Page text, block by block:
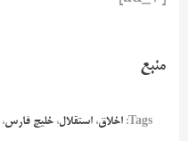
منبع
Tags: اخلاق، استقلال، خلیج فارس،